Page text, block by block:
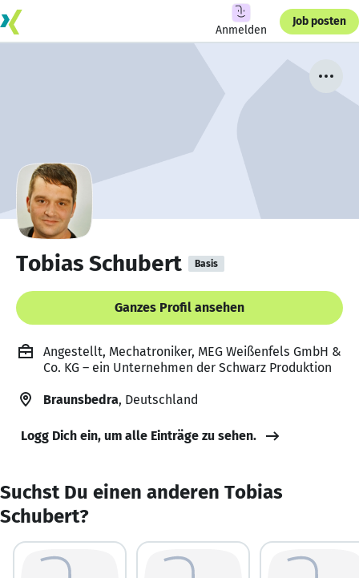
Anmelden
Job posten
Tobias Schubert Basis
Ganzes Profil ansehen
Angestellt, Mechatroniker, MEG Weißenfels GmbH &
Co. KG – ein Unternehmen der Schwarz Produktion
Braunsbedra, Deutschland
Logg Dich ein, um alle Einträge zu sehen.
Suchst Du einen anderen Tobias
Schubert?